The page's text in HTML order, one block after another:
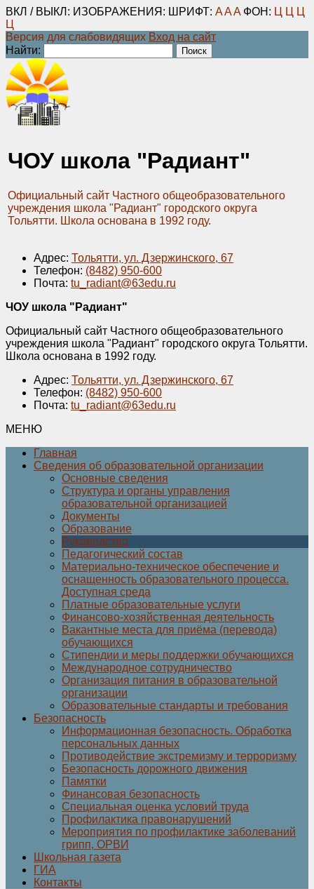
ВКЛ / ВЫКЛ: ИЗОБРАЖЕНИЯ: ШРИФТ: AAA ФОН: Ц Ц Ц
Ц
Версия для слабовидящих Вход на сайт
Найти:
ЧОУ школа "Радиант"
Официальный сайт Частного общеобразовательного
учреждения школа "Радиант" городского округа
Тольятти. Школа основана в 1992 году.
Адрес: Тольятти, ул. Дзержинского, 67
Телефон: (8482) 950-600
Почта: tu_radiant@63edu.ru
ЧОУ школа "Радиант"
Официальный сайт Частного общеобразовательного
учреждения школа "Радиант" городского округа Тольятти.
Школа основана в 1992 году.
Адрес: Тольятти, ул. Дзержинского, 67
Телефон: (8482) 950-600
Почта: tu_radiant@63edu.ru
МЕНЮ
Главная
Сведения об образовательной организации
Основные сведения
Структура и органы управления
образовательной организацией
Документы
Образование
Руководство
Педагогический состав
Материально-техническое обеспечение и
оснащенность образовательного процесса.
Доступная среда
Платные образовательные услуги
Финансово-хозяйственная деятельность
Вакантные места для приёма (перевода)
обучающихся
Стипендии и меры поддержки обучающихся
Международное сотрудничество
Организация питания в образовательной
организации
Образовательные стандарты и требования
Безопасность
Информационная безопасность. Обработка
персональных данных
Противодействие экстремизму и терроризму
Безопасность дорожного движения
Памятки
Финансовая безопасность
Специальная оценка условий труда
Профилактика правонарушений
Мероприятия по профилактике заболеваний
грипп, ОРВИ
Школьная газета
ГИА
Контакты